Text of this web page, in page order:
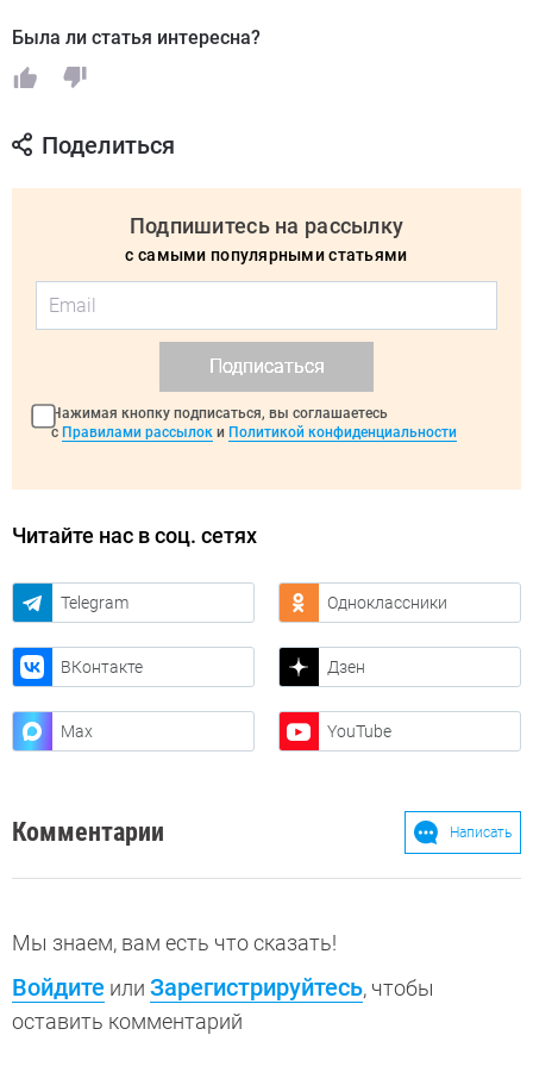
Была ли статья интересна?
Поделиться
Подпишитесь на рассылку
с самыми популярными статьями
Подписаться
Нажимая кнопку подписаться, вы соглашаетесь
с Правилами рассылок и Политикой конфиденциальности
Читайте нас в соц. сетях
Telegram Одноклассники
ВКонтакте Дзен
Max YouTube
Комментарии Написать
Мы знаем, вам есть что сказать!
Войдите или Зарегистрируйтесь, чтобы
оставить комментарий